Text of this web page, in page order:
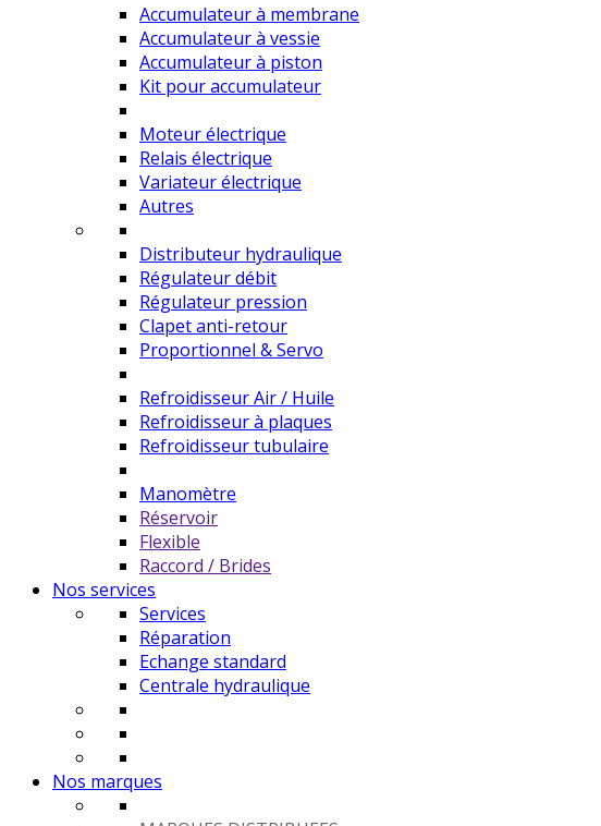
Accumulateur à membrane
Accumulateur à vessie
Accumulateur à piston
Kit pour accumulateur
Moteur électrique
Relais électrique
Variateur électrique
Autres
Distributeur hydraulique
Régulateur débit
Régulateur pression
Clapet anti-retour
Proportionnel & Servo
Refroidisseur Air / Huile
Refroidisseur à plaques
Refroidisseur tubulaire
Manomètre
Réservoir
Flexible
Raccord / Brides
Nos services
Services
Réparation
Echange standard
Centrale hydraulique
Nos marques